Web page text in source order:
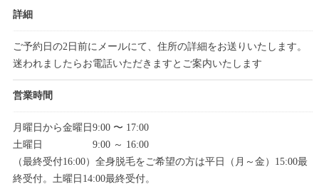
詳細
ご予約日の2日前にメールにて、住所の詳細をお送りいたします。
迷われましたらお電話いただきますとご案内いたします
営業時間
月曜日から金曜日9:00 〜 17:00
土曜日 9:00 ～ 16:00
（最終受付16:00）全身脱毛をご希望の方は平日（月～金）15:00最
終受付。土曜日14:00最終受付。